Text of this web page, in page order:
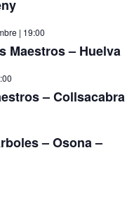
| 19:00
Maestros – Huelva
– Collsacabra
– Osona –